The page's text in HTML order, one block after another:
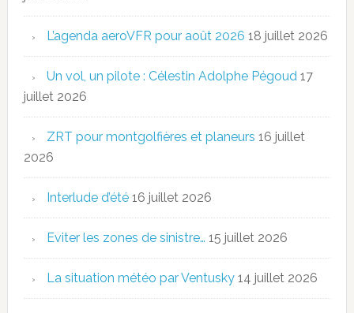
L’agenda aeroVFR pour août 2026 18 juillet 2026
Un vol, un pilote : Célestin Adolphe Pégoud 17
juillet 2026
ZRT pour montgolfières et planeurs 16 juillet
2026
Interlude d’été 16 juillet 2026
Eviter les zones de sinistre… 15 juillet 2026
La situation météo par Ventusky 14 juillet 2026